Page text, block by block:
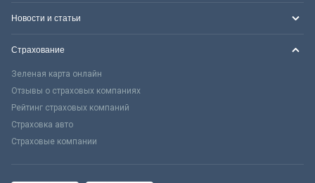
Новости и статьи
Страхование
Зеленая карта онлайн
Отзывы о страховых компаниях
Рейтинг страховых компаний
Страховка авто
Страховые компании